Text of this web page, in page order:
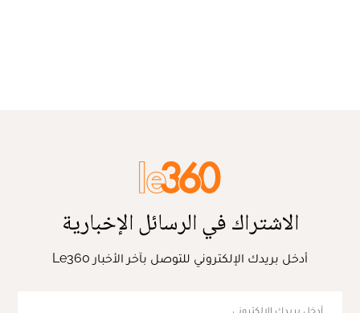
الاشتراك في الرسائل الإخبارية
أدخل بريدك الإلكتروني للتوصل بآخر الأخبار Le360